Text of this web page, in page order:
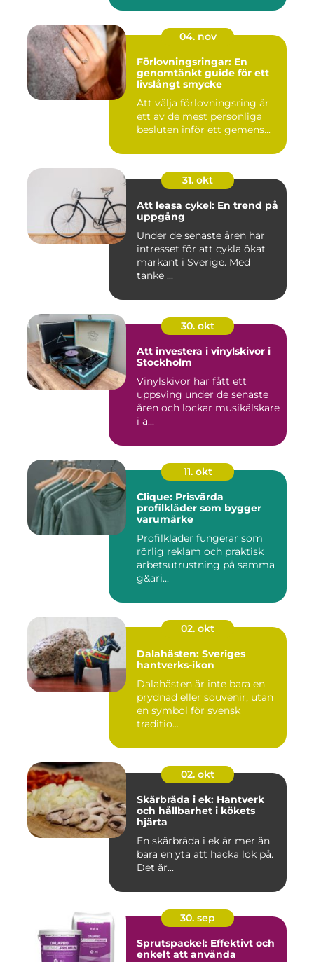
04. nov
Förlovningsringar: En
genomtänkt guide för ett
livslångt smycke
Att välja förlovningsring är
ett av de mest personliga
besluten inför ett gemens...
31. okt
Att leasa cykel: En trend på
uppgång
Under de senaste åren har
intresset för att cykla ökat
markant i Sverige. Med
tanke ...
30. okt
Att investera i vinylskivor i
Stockholm
Vinylskivor har fått ett
uppsving under de senaste
åren och lockar musikälskare
i a...
11. okt
Clique: Prisvärda
profilkläder som bygger
varumärke
Profilkläder fungerar som
rörlig reklam och praktisk
arbetsutrustning på samma
g&ari...
02. okt
Dalahästen: Sveriges
hantverks-ikon
Dalahästen är inte bara en
prydnad eller souvenir, utan
en symbol för svensk
traditio...
02. okt
Skärbräda i ek: Hantverk
och hållbarhet i kökets
hjärta
En skärbräda i ek är mer än
bara en yta att hacka lök på.
Det är...
30. sep
Sprutspackel: Effektivt och
enkelt att använda